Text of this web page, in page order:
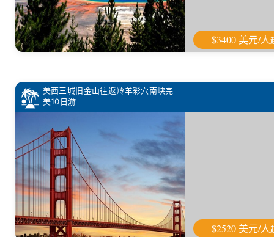
$3400 美元/人
美西三城旧金山往返羚羊彩穴南峡完
美10日游
$2520 美元/人